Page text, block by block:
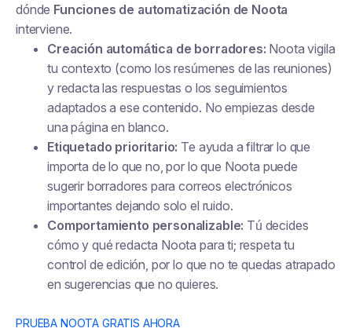
dónde Funciones de automatización de Noota
interviene.
Creación automática de borradores: Noota vigila
tu contexto (como los resúmenes de las reuniones)
y redacta las respuestas o los seguimientos
adaptados a ese contenido. No empiezas desde
una página en blanco.
Etiquetado prioritario: Te ayuda a filtrar lo que
importa de lo que no, por lo que Noota puede
sugerir borradores paracorreos electrónicos
importantes dejando solo el ruido.
Comportamiento personalizable: Tú decides
cómo y qué redacta Noota para ti; respeta tu
control de edición, por lo que no te quedas atrapado
en sugerencias que no quieres.
PRUEBA NOOTA GRATIS AHORA